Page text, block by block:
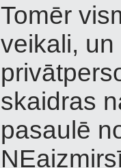
Tomēr
veikali, un
skaidras
pasaulē